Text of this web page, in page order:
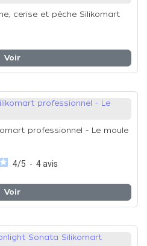
cerise et pêche Silikomart
Voir
professionnel - Le moule
4/5 - 4avis
Voir